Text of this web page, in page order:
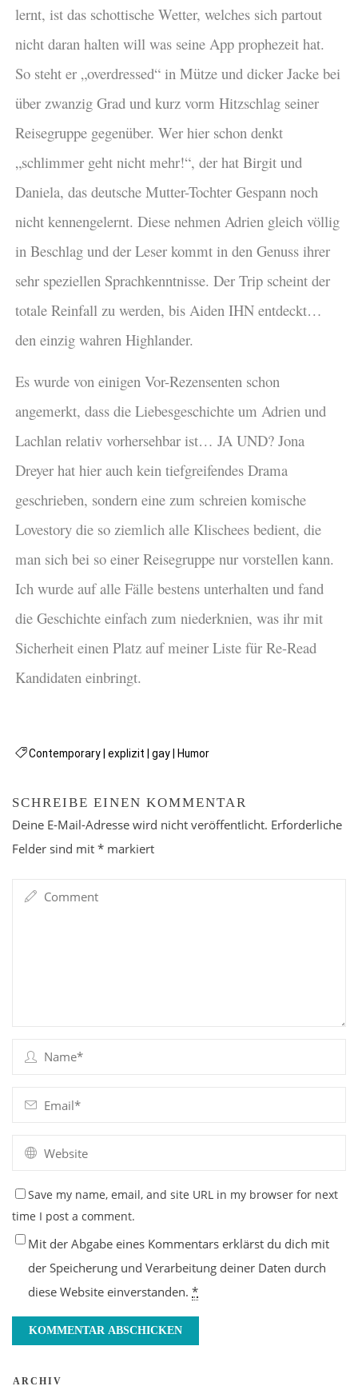
lernt, ist das schottische Wetter, welches sich partout
nicht daran halten will was seine App prophezeit hat.
So steht er „overdressed“ in Mütze und dicker Jacke bei
über zwanzig Grad und kurz vorm Hitzschlag seiner
Reisegruppe gegenüber. Wer hier schon denkt
„schlimmer geht nicht mehr!“, der hat Birgit und
Daniela, das deutsche Mutter-Tochter Gespann noch
nicht kennengelernt. Diese nehmen Adrien gleich völlig
in Beschlag und der Leser kommt in den Genuss ihrer
sehr speziellen Sprachkenntnisse. Der Trip scheint der
totale Reinfall zu werden, bis Aiden IHN entdeckt…
den einzig wahren Highlander.
Es wurde von einigen Vor-Rezensenten schon
angemerkt, dass die Liebesgeschichte um Adrien und
Lachlan relativ vorhersehbar ist… JA UND? Jona
Dreyer hat hier auch kein tiefgreifendes Drama
geschrieben, sondern eine zum schreien komische
Lovestory die so ziemlich alle Klischees bedient, die
man sich bei so einer Reisegruppe nur vorstellen kann.
Ich wurde auf alle Fälle bestens unterhalten und fand
die Geschichte einfach zum niederknien, was ihr mit
Sicherheit einen Platz auf meiner Liste für Re-Read
Kandidaten einbringt.
Contemporary |explizit |gay Humor
SCHREIBE EINEN KOMMENTAR
Deine E-Mail-Adresse wird nicht veröffentlicht. Erforderliche
Felder sind mit* markiert
Save my name, email, and site URL in my browser for next
time I post a comment.
Mit der Abgabe eines Kommentars erklärst du dich mit
der Speicherung und Verarbeitung deiner Daten durch
diese Website einverstanden.*
ARCHIV